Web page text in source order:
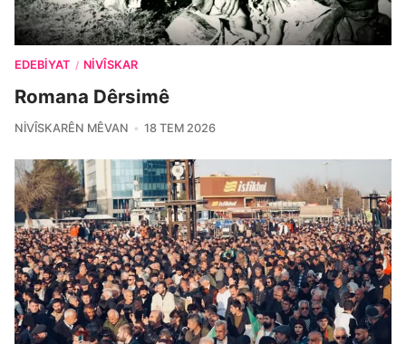
EDEBIYAT / NIVÎSKAR
Romana Dêrsimê
NIVÎSKARÊN MÊVAN 18 TEM 2026